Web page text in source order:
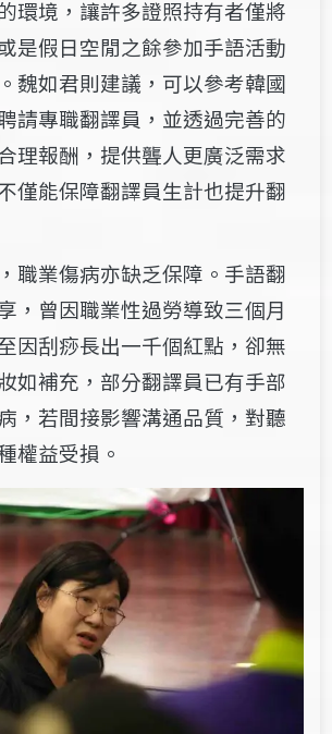
環境，讓許多證照持有者僅將
是假日空閒之餘參加手語活動
魏如君則建議，可以參考韓國
請專職翻譯員，並透過完善的
理報酬，提供聾人更廣泛需求
僅能保障翻譯員生計也提升翻
職業傷病亦缺乏保障。手語翻
，曾因職業性過勞導致三個月
因刮痧長出一千個紅點，卻無
如補充，部分翻譯員已有手部
，若間接影響溝通品質，對聽
權益受損。